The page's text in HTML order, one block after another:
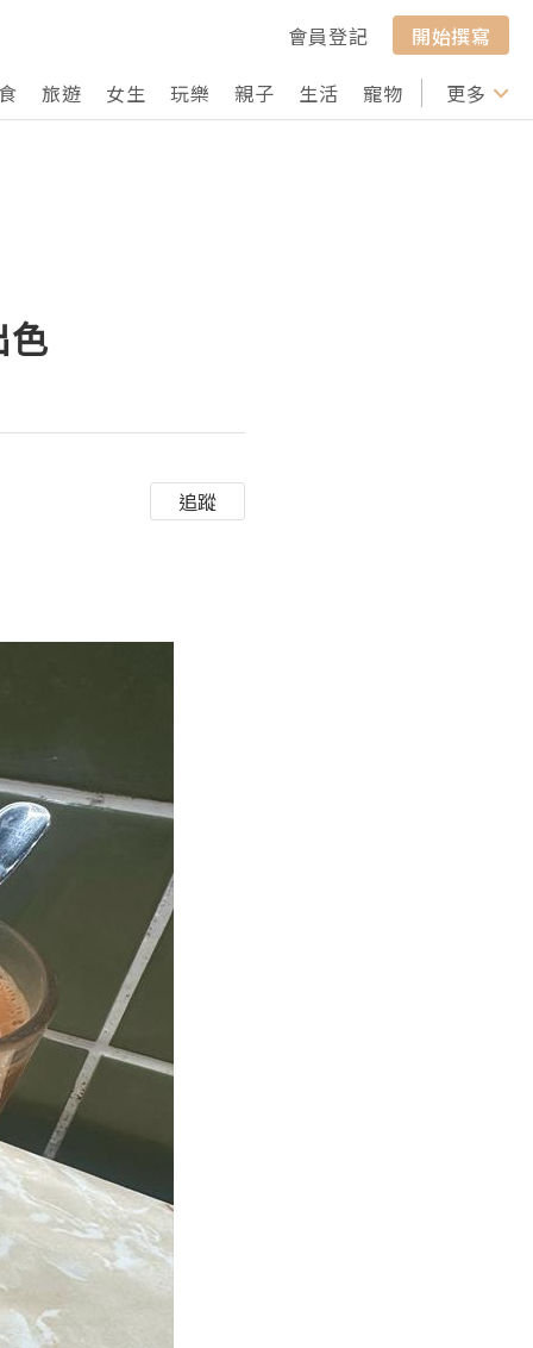
會員登記
開始撰寫
旅遊 女生 玩樂 親子 生活 寵物 行山 打卡
更多
追蹤